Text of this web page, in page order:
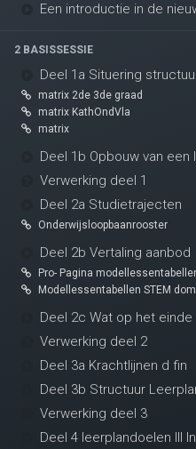
2 BASISSESSIE
matrix 2de 3de graad
matrix KathOndVla
matrix
Verwerking deel 1
Deel 2a Studietrajecten
Onderwijsloopbaanrooster
Deel 2b Vertaling aanbod
Pro- Pagina
Modellessentabellen STEM
Verwerking deel 2
Deel 3a Krachtlijnen d fin
Deel 3b Structuur
Verwerking deel 3
Handige links
Home
Onze website
Over ons
Onze blog